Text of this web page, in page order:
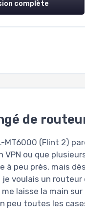
complète
de
MT6000 (Flint 2)
VPN ou que
à peu près, mais
voulais un routeur
laisse la main
peu toutes les